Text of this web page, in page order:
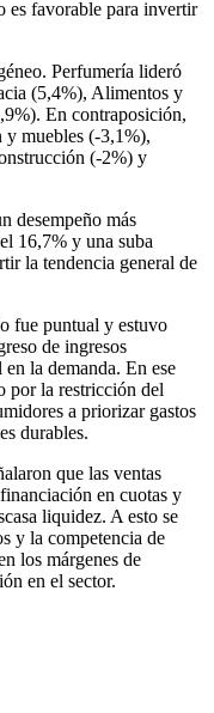
es favorable para invertir
Perfumería lideró
(5,4%), Alimentos y
En contraposición,
y muebles (-3,1%),
(-2%) y
desempeño más
16,7% y una suba
la tendencia general de
fue puntual y estuvo
de ingresos
la demanda. En ese
por la restricción del
a priorizar gastos
durables.
que las ventas
en cuotas y
liquidez. A esto se
y la competencia de
los márgenes de
en el sector.